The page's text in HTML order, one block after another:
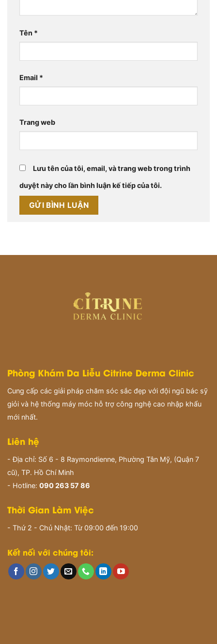
Tên *
Email *
Trang web
Lưu tên của tôi, email, và trang web trong trình
duyệt này cho lần bình luận kế tiếp của tôi.
Phòng Khám Da Liễu Citrine Derma Clinic
Cung cấp các giải pháp chăm sóc sắc đẹp với đội ngũ bác sỹ
giỏi và hệ thống máy móc hỗ trợ công nghệ cao nhập khẩu
mới nhất.
Liên hệ
- Địa chỉ: Số 6 - 8 Raymondienne, Phường Tân Mỹ, (Quận 7
cũ), TP. Hồ Chí Minh
- Hotline: 090 263 57 86
Thời Gian Làm Việc
- Thứ 2 - Chủ Nhật: Từ 09:00 đến 19:00
Kết nối với chúng tôi: